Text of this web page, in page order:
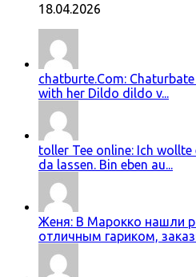
18.04.2026
chatburte.Com:
with her Dildo dildo v...
toller Tee online: Ich
da lassen. Bin eben au...
Женя: В Марокко нашли
отличным гариком,